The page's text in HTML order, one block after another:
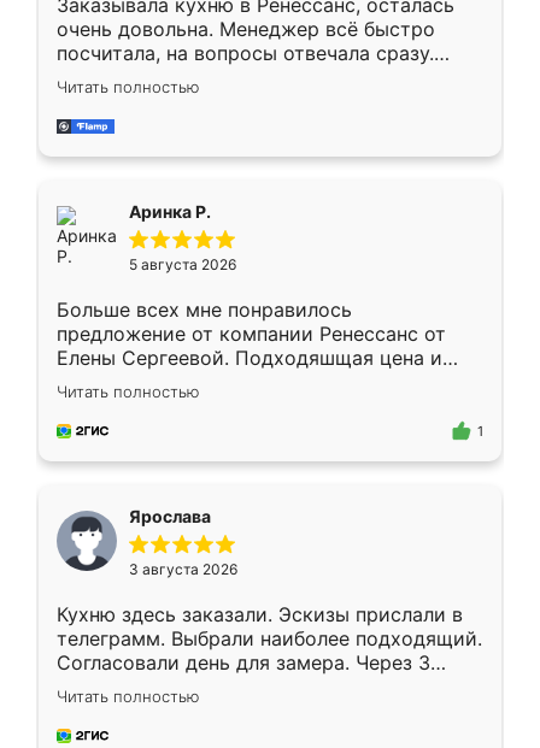
Заказывала кухню в Ренессанс, осталась
очень довольна. Менеджер всё быстро
посчитала, на вопросы отвечала сразу.
Замерщик приехал в субботу, подошёл к
делу со всей ответственностью. Собрали
за день, ребята работали аккуратно, даже
Читать полностью
Аринка Р.
5 августа 2026
Больше всех мне понравилось
предложение от компании Ренессанс от
Елены Сергеевой. Подходяшщая цена и
короткие сроки изготовления. Приехавший
для замера сотрудник Владислав
предложил по моему эскизу самый
Читать полностью
1
Ярослава
3 августа 2026
Кухню здесь заказали. Эскизы прислали в
телеграмм. Выбрали наиболее подходящий.
Согласовали день для замера. Через 3
недели кухня была уже готова. Остались
довольны работой. Спасибо Ренессанс
мебель за качественную работу!
Читать полностью